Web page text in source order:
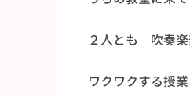
２人とも 吹奏楽
ワクワクする授